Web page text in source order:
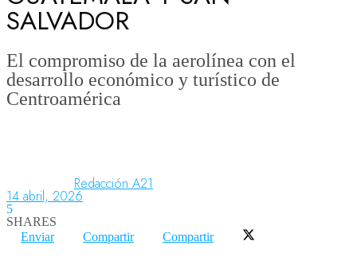
Aeronáutica
Aeropuertos
Organismos
Aeroespacial
SALVADOR
El compromiso de la aerolínea con el
desarrollo económico y turístico de
Centroamérica
Redacción A21
14 abril, 2026
5
SHARES
Enviar
Compartir Compartir